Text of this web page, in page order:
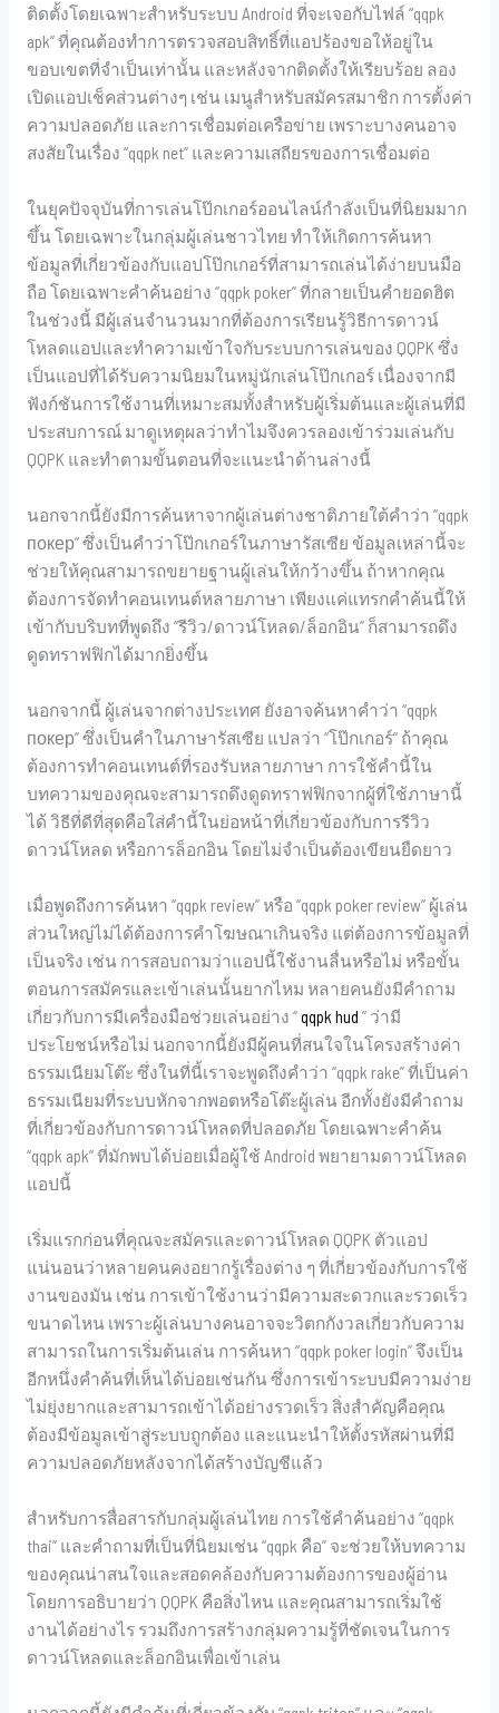
ติดตั้งโดยเฉพาะสำหรับระบบ Android ที่จะเจอกับไฟล์ “qqpk
apk” ที่คุณต้องทำการตรวจสอบสิทธิ์ที่แอปร้องขอให้อยู่ใน
ขอบเขตที่จำเป็นเท่านั้น และหลังจากติดตั้งให้เรียบร้อย ลอง
เปิดแอปเช็คส่วนต่างๆ เช่น เมนูสำหรับสมัครสมาชิก การตั้งค่า
ความปลอดภัย และการเชื่อมต่อเครือข่าย เพราะบางคนอาจ
สงสัยในเรื่อง “qqpk net” และความเสถียรของการเชื่อมต่อ
ในยุคปัจจุบันที่การเล่นโป๊กเกอร์ออนไลน์กำลังเป็นที่นิยมมาก
ขึ้น โดยเฉพาะในกลุ่มผู้เล่นชาวไทย ทำให้เกิดการค้นหา
ข้อมูลที่เกี่ยวข้องกับแอปโป๊กเกอร์ที่สามารถเล่นได้ง่ายบนมือ
ถือ โดยเฉพาะคำค้นอย่าง “qqpk poker” ที่กลายเป็นคำยอดฮิต
ในช่วงนี้ มีผู้เล่นจำนวนมากที่ต้องการเรียนรู้วิธีการดาวน์
โหลดแอปและทำความเข้าใจกับระบบการเล่นของ QQPK ซึ่ง
เป็นแอปที่ได้รับความนิยมในหมู่นักเล่นโป๊กเกอร์ เนื่องจากมี
ฟังก์ชันการใช้งานที่เหมาะสมทั้งสำหรับผู้เริ่มต้นและผู้เล่นที่มี
ประสบการณ์ มาดูเหตุผลว่าทำไมจึงควรลองเข้าร่วมเล่นกับ
QQPK และทำตามขั้นตอนที่จะแนะนำด้านล่างนี้
นอกจากนี้ยังมีการค้นหาจากผู้เล่นต่างชาติภายใต้คำว่า “qqpk
покер” ซึ่งเป็นคำว่าโป๊กเกอร์ในภาษารัสเซีย ข้อมูลเหล่านี้จะ
ช่วยให้คุณสามารถขยายฐานผู้เล่นให้กว้างขึ้น ถ้าหากคุณ
ต้องการจัดทำคอนเทนต์หลายภาษา เพียงแค่แทรกคำค้นนี้ให้
เข้ากับบริบทที่พูดถึง “รีวิว/ดาวน์โหลด/ล็อกอิน” ก็สามารถดึง
ดูดทราฟฟิกได้มากยิ่งขึ้น
นอกจากนี้ ผู้เล่นจากต่างประเทศ ยังอาจค้นหาคำว่า “qqpk
покер” ซึ่งเป็นคำในภาษารัสเซีย แปลว่า “โป๊กเกอร์” ถ้าคุณ
ต้องการทำคอนเทนต์ที่รองรับหลายภาษา การใช้คำนี้ใน
บทความของคุณจะสามารถดึงดูดทราฟฟิกจากผู้ที่ใช้ภาษานี้
ได้ วิธีที่ดีที่สุดคือใส่คำนี้ในย่อหน้าที่เกี่ยวข้องกับการรีวิว
ดาวน์โหลด หรือการล็อกอิน โดยไม่จำเป็นต้องเขียนยืดยาว
เมื่อพูดถึงการค้นหา “qqpk review” หรือ “qqpk poker review” ผู้เล่น
ส่วนใหญ่ไม่ได้ต้องการคำโฆษณาเกินจริง แต่ต้องการข้อมูลที่
เป็นจริง เช่น การสอบถามว่าแอปนี้ใช้งานลื่นหรือไม่ หรือขั้น
ตอนการสมัครและเข้าเล่นนั้นยากไหม หลายคนยังมีคำถาม
เกี่ยวกับการมีเครื่องมือช่วยเล่นอย่าง “qqpk hud ” ว่ามี
ประโยชน์หรือไม่ นอกจากนี้ยังมีผู้คนที่สนใจในโครงสร้างค่า
ธรรมเนียมโต๊ะ ซึ่งในที่นี้เราจะพูดถึงคำว่า “qqpk rake” ที่เป็นค่า
ธรรมเนียมที่ระบบหักจากพอตหรือโต๊ะผู้เล่น อีกทั้งยังมีคำถาม
ที่เกี่ยวข้องกับการดาวน์โหลดที่ปลอดภัย โดยเฉพาะคำค้น
“qqpk apk” ที่มักพบได้บ่อยเมื่อผู้ใช้ Android พยายามดาวน์โหลด
แอปนี้
เริ่มแรกก่อนที่คุณจะสมัครและดาวน์โหลด QQPK ตัวแอป
แน่นอนว่าหลายคนคงอยากรู้เรื่องต่าง ๆ ที่เกี่ยวข้องกับการใช้
งานของมัน เช่น การเข้าใช้งานว่ามีความสะดวกและรวดเร็ว
ขนาดไหน เพราะผู้เล่นบางคนอาจจะวิตกกังวลเกี่ยวกับความ
สามารถในการเริ่มต้นเล่น การค้นหา “qqpk poker login” จึงเป็น
อีกหนึ่งคำค้นที่เห็นได้บ่อยเช่นกัน ซึ่งการเข้าระบบมีความง่าย
ไม่ยุ่งยากและสามารถเข้าได้อย่างรวดเร็ว สิ่งสำคัญคือคุณ
ต้องมีข้อมูลเข้าสู่ระบบถูกต้อง และแนะนำให้ตั้งรหัสผ่านที่มี
ความปลอดภัยหลังจากได้สร้างบัญชีแล้ว
สำหรับการสื่อสารกับกลุ่มผู้เล่นไทย การใช้คำค้นอย่าง “qqpk
thai” และคำถามที่เป็นที่นิยมเช่น “qqpk คือ” จะช่วยให้บทความ
ของคุณน่าสนใจและสอดคล้องกับความต้องการของผู้อ่าน
โดยการอธิบายว่า QQPK คือสิ่งไหน และคุณสามารถเริ่มใช้
งานได้อย่างไร รวมถึงการสร้างกลุ่มความรู้ที่ชัดเจนในการ
ดาวน์โหลดและล็อกอินเพื่อเข้าเล่น